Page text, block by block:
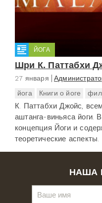
ЙОГА
Шри К. Паттабхи
27 января
йога
Книги о йоге
К. Паттабхи Джойс,
аштанга-виньяса йоги.
концепция Йоги и
теоретические аспекты.
НАША